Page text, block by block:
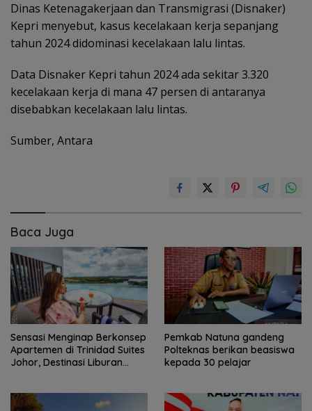
Dinas Ketenagakerjaan dan Transmigrasi (Disnaker)
Kepri menyebut, kasus kecelakaan kerja sepanjang
tahun 2024 didominasi kecelakaan lalu lintas.
Data Disnaker Kepri tahun 2024 ada sekitar 3.320
kecelakaan kerja di mana 47 persen di antaranya
disebabkan kecelakaan lalu lintas.
Sumber, Antara
Baca Juga
Sensasi Menginap Berkonsep
Apartemen di Trinidad Suites
Johor, Destinasi Liburan
Pemkab Natuna gandeng
Polteknas berikan beasiswa
kepada 30 pelajar